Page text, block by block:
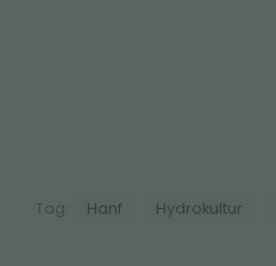
Tag: Hanf Hydrokultur